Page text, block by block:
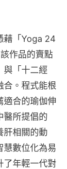
藉「Yoga 24
作品的賣點
與「十二經
合。程式能根
適合的瑜伽伸
醫所提倡的
肝相關的動
慧數位化為易
了年輕一代對